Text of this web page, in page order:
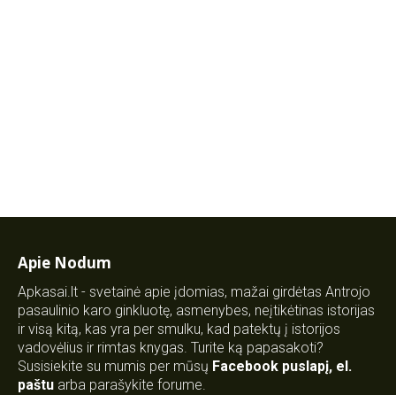
Apie Nodum
Apkasai.lt - svetainė apie įdomias, mažai girdėtas Antrojo
pasaulinio karo ginkluotę, asmenybes, neįtikėtinas istorijas
ir visą kitą, kas yra per smulku, kad patektų į istorijos
vadovėlius ir rimtas knygas. Turite ką papasakoti?
Susisiekite su mumis per mūsų Facebook puslapį, el.
paštu arba parašykite forume.